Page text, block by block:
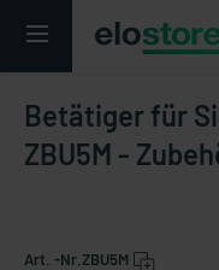
Betätiger für
ZBU5M -
Art. -Nr. ZBU5M